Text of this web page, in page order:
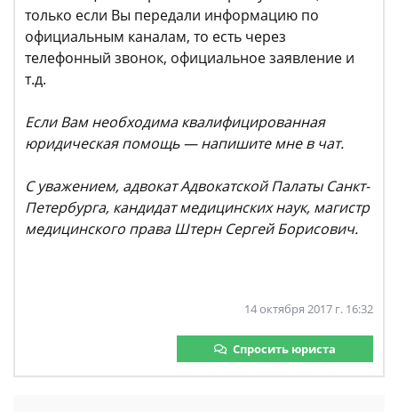
только если Вы передали информацию по
официальным каналам, то есть через
телефонный звонок, официальное заявление и
т.д.
Если Вам необходима квалифицированная
юридическая помощь — напишите мне в чат.
С уважением, адвокат Адвокатской Палаты Санкт-
Петербурга, кандидат медицинских наук, магистр
медицинского права Штерн Сергей Борисович.
14 октября 2017 г. 16:32
Спросить юриста